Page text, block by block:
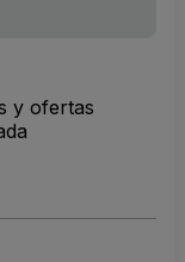
y ofertas